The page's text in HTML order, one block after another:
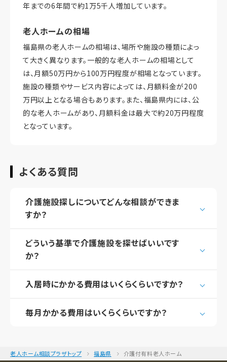
年までの6年間で約1万5千人増加しています。
老人ホームの相場
福島県の老人ホームの相場は、場所や施設の種類によっ
て大きく異なります。一般的な老人ホームの相場として
は、月額50万円から100万円程度が相場となっています。
施設の種類やサービス内容によっては、月額料金が200
万円以上となる場合もあります。また、福島県内には、公
的な老人ホームがあり、月額料金は最大で約20万円程度
となっています。
よくある質問
介護施設探しについてどんな相談ができま
すか？
どういう基準で介護施設を探せばいいです
か？
入居時にかかる費用はいくらくらいですか？
毎月かかる費用はいくらくらいですか？
老人ホーム相談プラザトップ 福島県 介護付有料老人ホーム